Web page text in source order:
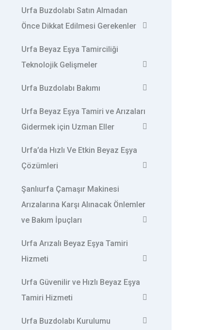
Urfa Buzdolabı Satın Almadan
Önce Dikkat Edilmesi Gerekenler
Urfa Beyaz Eşya Tamirciliği
Teknolojik Gelişmeler
Urfa Buzdolabı Bakımı
Urfa Beyaz Eşya Tamiri ve Arızaları
Gidermek için Uzman Eller
Urfa’da Hızlı Ve Etkin Beyaz Eşya
Çözümleri
Şanlıurfa Çamaşır Makinesi
Arızalarına Karşı Alınacak Önlemler
ve Bakım İpuçları
Urfa Arızalı Beyaz Eşya Tamiri
Hizmeti
Urfa Güvenilir ve Hızlı Beyaz Eşya
Tamiri Hizmeti
Urfa Buzdolabı Kurulumu